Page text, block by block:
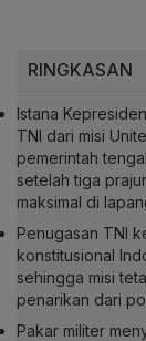
RINGKASAN
Istana
TNI dari misi
pemerintah
setelah tiga
maksimal di
Penugasan TNI
konstitusional
sehingga misi
penarikan dari
Pakar militer